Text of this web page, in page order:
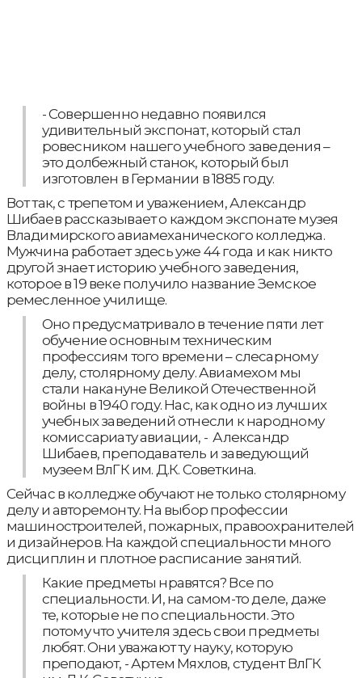
- Совершенно недавно появился
удивительный экспонат, который стал
ровесником нашего учебного заведения –
это долбежный станок, который был
изготовлен в Германии в 1885 году.
Вот так, с трепетом и уважением, Александр
Шибаев рассказывает о каждом экспонате музея
Владимирского авиамеханического колледжа.
Мужчина работает здесь уже 44 года и как никто
другой знает историю учебного заведения,
которое в 19 веке получило название Земское
ремесленное училище.
Оно предусматривало в течение пяти лет
обучение основным техническим
профессиям того времени – слесарному
делу, столярному делу. Авиамехом мы
стали накануне Великой Отечественной
войны в 1940 году. Нас, как одно из лучших
учебных заведений отнесли к народному
комиссариату авиации, - Александр
Шибаев, преподаватель и заведующий
музеем ВлГК им. Д.К. Советкина.
Сейчас в колледже обучают не только столярному
делу и авторемонту. На выбор профессии
машиностроителей, пожарных, правоохранителей
и дизайнеров. На каждой специальности много
дисциплин и плотное расписание занятий.
Какие предметы нравятся? Все по
специальности. И, на самом-то деле, даже
те, которые не по специальности. Это
потому что учителя здесь свои предметы
любят. Они уважают ту науку, которую
преподают, - Артем Мяхлов, студент ВлГК